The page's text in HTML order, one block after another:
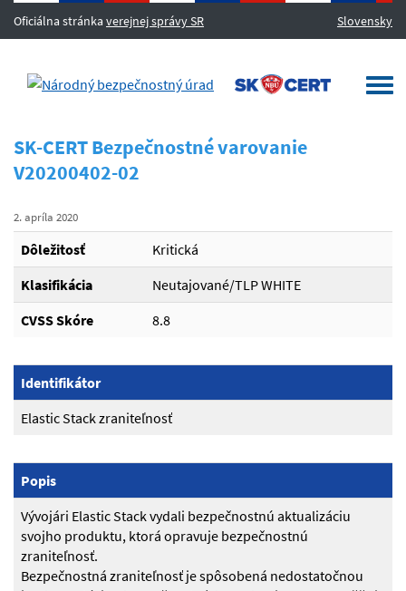
Oficiálna stránka verejnej správy SR Slovensky
MENU
SK-CERT Bezpečnostné varovanie
V20200402-02
2. apríla 2020
Dôležitosť
Kritická
Klasifikácia
Neutajované/TLP WHITE
CVSS Skóre
8.8
Identifikátor
Elastic Stack zraniteľnosť
Popis
Vývojári Elastic Stack vydali bezpečnostnú aktualizáciu
svojho produktu, ktorá opravuje bezpečnostnú
zraniteľnosť.
Bezpečnostná zraniteľnosť je spôsobená nedostatočnou